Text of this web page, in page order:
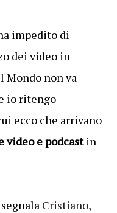
impedito di
dei video in
Mondo non va
io ritengo
ecco che arrivano
e podcastin
Cristiano,